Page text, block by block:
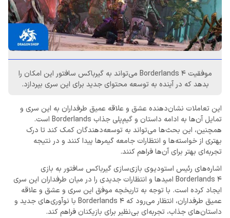
موفقیت Borderlands 4 می‌تواند به گیرباکس سافتور این امکان را
بدهد که در آینده به توسعه محتوای جدید برای این سری بپردازد.
این تعاملات نشان‌دهنده عشق و علاقه عمیق طرفداران به این سری و
تمایل آن‌ها به ادامه داستان و گیم‌پلی جذاب Borderlands است.
همچنین، این بحث‌ها می‌تواند به توسعه‌دهندگان کمک کند تا درک
بهتری از خواسته‌ها و انتظارات جامعه گیمرها پیدا کنند و در نتیجه
تجربه‌ای بهتر برای آن‌ها فراهم کنند.
اشاره‌های رئیس استودیوی بازی‌سازی گیرباکس سافتور به بازی
Borderlands 4 امیدها و انتظارات جدیدی را در میان طرفداران این سری
ایجاد کرده است. با توجه به تاریخچه موفق این سری و عشق و علاقه
عمیق طرفداران، انتظار می‌رود که Borderlands 4 با نوآوری‌های جدید و
داستان‌های جذاب، تجربه‌ای بی‌نظیر برای بازیکنان فراهم کند.